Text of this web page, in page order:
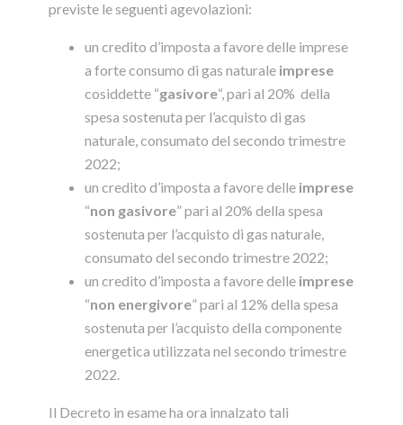
previste le seguenti agevolazioni:
un credito d’imposta a favore delle imprese
a forte consumo di gas naturale imprese
cosiddette “gasivore“, pari al 20% della
spesa sostenuta per l’acquisto di gas
naturale, consumato del secondo trimestre
2022;
un credito d’imposta a favore delle imprese
“non gasivore” pari al 20% della spesa
sostenuta per l’acquisto di gas naturale,
consumato del secondo trimestre 2022;
un credito d’imposta a favore delle imprese
“non energivore” pari al 12% della spesa
sostenuta per l’acquisto della componente
energetica utilizzata nel secondo trimestre
2022.
Il Decreto in esame ha ora innalzato tali